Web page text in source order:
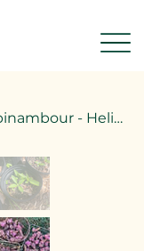
Sunchoke Plants - Plantes de Topinambour - Helianthus tuberosus